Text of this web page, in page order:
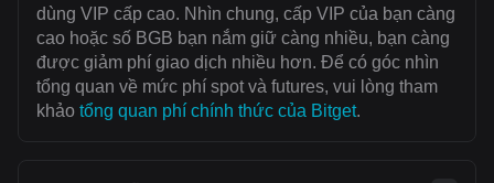
dùng VIP cấp cao. Nhìn chung, cấp VIP của bạn càng
cao hoặc số BGB bạn nắm giữ càng nhiều, bạn càng
được giảm phí giao dịch nhiều hơn. Để có góc nhìn
tổng quan về mức phí spot và futures, vui lòng tham
khảo tổng quan phí chính thức của Bitget.